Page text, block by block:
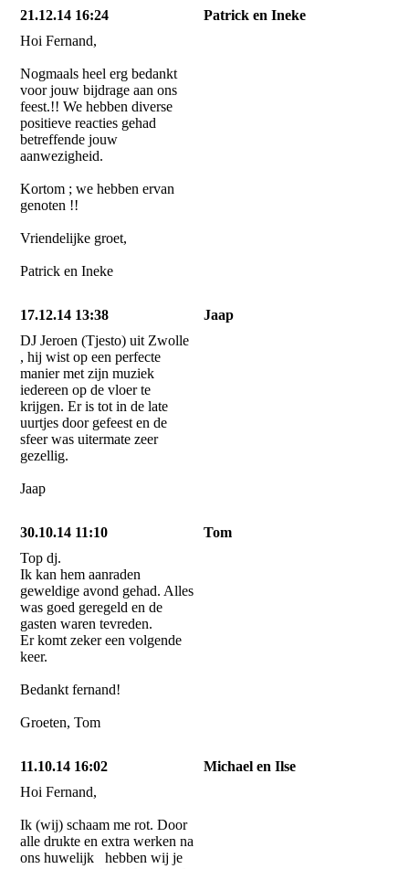
21.12.14 16:24
Patrick en Ineke
Hoi Fernand,
Nogmaals heel erg bedankt
voor jouw bijdrage aan ons
feest.!! We hebben diverse
positieve reacties gehad
betreffende jouw
aanwezigheid.
Kortom ; we hebben ervan
genoten !!
Vriendelijke groet,
Patrick en Ineke
17.12.14 13:38
Jaap
DJ Jeroen (Tjesto) uit Zwolle
, hij wist op een perfecte
manier met zijn muziek
iedereen op de vloer te
krijgen. Er is tot in de late
uurtjes door gefeest en de
sfeer was uitermate zeer
gezellig.
Jaap
30.10.14 11:10
Tom
Top dj.
Ik kan hem aanraden
geweldige avond gehad. Alles
was goed geregeld en de
gasten waren tevreden.
Er komt zeker een volgende
keer.
Bedankt fernand!
Groeten, Tom
11.10.14 16:02
Michael en Ilse
Hoi Fernand,
Ik (wij) schaam me rot. Door
alle drukte en extra werken na
ons huwelijk hebben wij je